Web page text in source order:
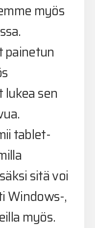
myös
painetun
lukea sen
tablet-
sitä voi
Windows-,
myös.